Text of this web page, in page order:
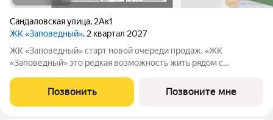
Сандаловская улица, 2Ак1
ЖК «Заповедный», 2 квартал 2027
ЖК «Заповедный» старт новой очереди продаж. «ЖК
«Заповедный» это редкая возможность жить рядом с
заповедная зона начинается в окружении домов, заменяя гул
магистралей пением птиц и ароматом
Позвонить Позвоните мне